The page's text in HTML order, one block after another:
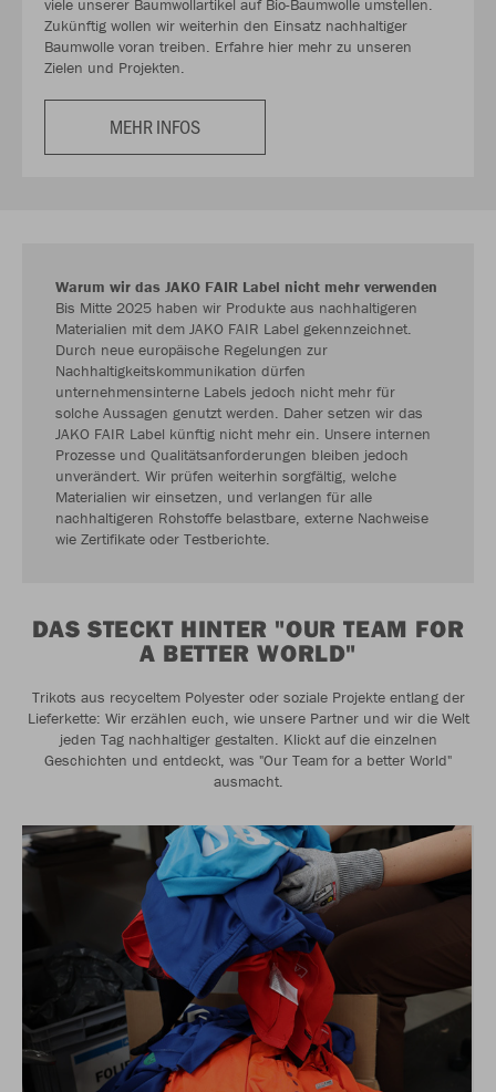
viele unserer Baumwollartikel auf Bio-Baumwolle umstellen.
Zukünftig wollen wir weiterhin den Einsatz nachhaltiger
Baumwolle voran treiben. Erfahre hier mehr zu unseren
Zielen und Projekten.
MEHR INFOS
Warum wir das JAKO FAIR Label nicht mehr verwenden
Bis Mitte 2025 haben wir Produkte aus nachhaltigeren
Materialien mit dem JAKO FAIR Label gekennzeichnet.
Durch neue europäische Regelungen zur
Nachhaltigkeitskommunikation dürfen
unternehmensinterne Labels jedoch nicht mehr für
solche Aussagen genutzt werden. Daher setzen wir das
JAKO FAIR Label künftig nicht mehr ein. Unsere internen
Prozesse und Qualitätsanforderungen bleiben jedoch
unverändert. Wir prüfen weiterhin sorgfältig, welche
Materialien wir einsetzen, und verlangen für alle
nachhaltigeren Rohstoffe belastbare, externe Nachweise
wie Zertifikate oder Testberichte.
DAS STECKT HINTER "OUR TEAM FOR
A BETTER WORLD"
Trikots aus recyceltem Polyester oder soziale Projekte entlang der
Lieferkette: Wir erzählen euch, wie unsere Partner und wir die Welt
jeden Tag nachhaltiger gestalten. Klickt auf die einzelnen
Geschichten und entdeckt, was "Our Team for a better World"
ausmacht.